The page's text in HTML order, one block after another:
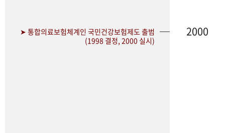
➤ 통합의료보험체계인 국민건강보험제도 출범
(1998 결정, 2000 실시)
2000